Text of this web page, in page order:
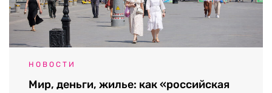
НОВОСТИ
Мир, деньги, жилье: как «российская